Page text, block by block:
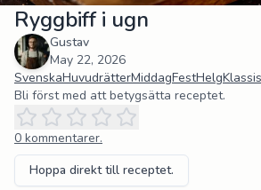
Ryggbiff i ugn
Gustav
May 22, 2026
SvenskaHuvudrätterMiddagFestHelg
Bli först med att betygsätta receptet.
0 kommentarer.
Hoppa direkt till receptet.